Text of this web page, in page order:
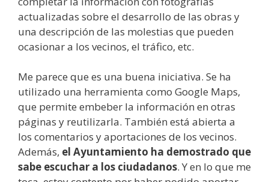
actualizadas sobre el desarrollo de las obras y
una descripción de las molestias que pueden
ocasionar a los vecinos, el tráfico, etc.
Me parece que es una buena iniciativa. Se ha
utilizado una herramienta como Google Maps,
que permite embeber la información en otras
páginas y reutilizarla. También está abierta a
los comentarios y aportaciones de los vecinos.
Además, el Ayuntamiento ha demostrado que
sabe escuchar a los ciudadanos. Y en lo que me